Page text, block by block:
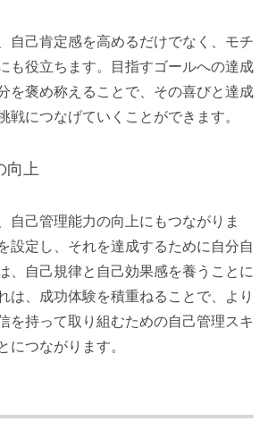
自己肯定感を高めるだけでなく、モチ
も役立ちます。目指すゴールへの達成
を褒め称えることで、その喜びと達成
戦につなげていくことができます。
向上
自己管理能力の向上にもつながりま
設定し、それを達成するために自分自
、自己規律と自己効果感を養うことに
は、成功体験を積重ねることで、より
を持って取り組むための自己管理スキ
につながります。